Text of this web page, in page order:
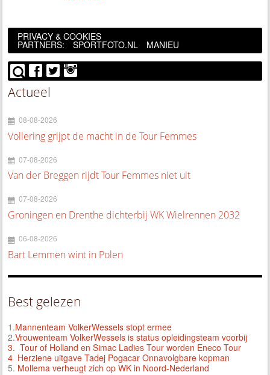
PRIVACY & COOKIES
PARTNERS: SPORTFOTO.NL MANIEU
Actueel
08-08-2026
Vollering grijpt de macht in de Tour Femmes
07-08-2026
Van der Breggen rijdt Tour Femmes niet uit
07-08-2026
Groningen en Drenthe dichterbij WK Wielrennen 2032
06-08-2026
Bart Lemmen wint in Polen
Best gelezen
1.Mannenteam VolkerWessels stopt ermee
2.Vrouwenteam VolkerWessels is status opleidingsteam voorbij
3. Tour of Holland en Simac Ladies Tour worden Eneco Tour
4 Herziene uitgave Tadej Pogacar Onnavolgbare kopman
5. Mollema verheugt zich op WK in Noord-Nederland